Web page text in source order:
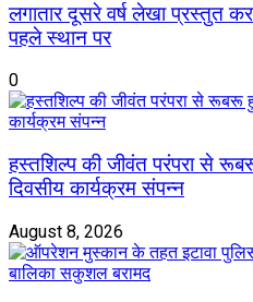
लगातार दूसरे वर्ष लेखा प्रस्तुत
पहले स्थान पर
0
हस्तशिल्प की जीवंत परंपरा से रूबरू
दिवसीय कार्यक्रम संपन्न
August 8, 2026